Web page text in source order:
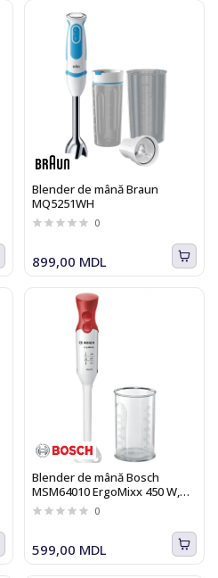
Blender de mână Braun
MQ5251WH
0
899,00 MDL
Blender de mână Bosch
MSM64010 ErgoMixx 450 W,
alb cu rosu 0
599,00 MDL